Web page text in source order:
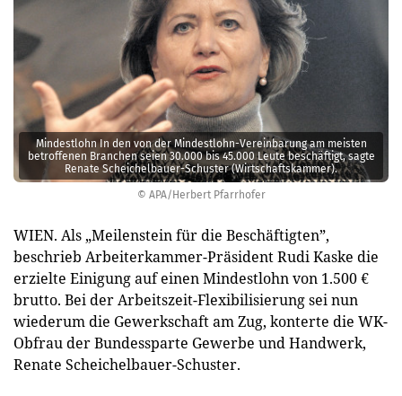
© APA/Herbert Pfarrhofer
Mindestlohn In den von der Mindestlohn-Vereinbarung am meisten
betroffenen Branchen seien 30.000 bis 45.000 Leute beschäftigt, sagte
Renate Scheichelbauer-Schuster (Wirtschaftskammer).
WIEN. Als „Meilenstein für die Beschäftigten”,
beschrieb Arbeiterkammer-Präsident Rudi Kaske die
erzielte Einigung auf einen Mindestlohn von 1.500 €
brutto. Bei der Arbeitszeit-Flexibilisierung sei nun
wiederum die Gewerkschaft am Zug, konterte die WK-
Obfrau der Bundessparte Gewerbe und Handwerk,
Renate Scheichelbauer-Schuster.